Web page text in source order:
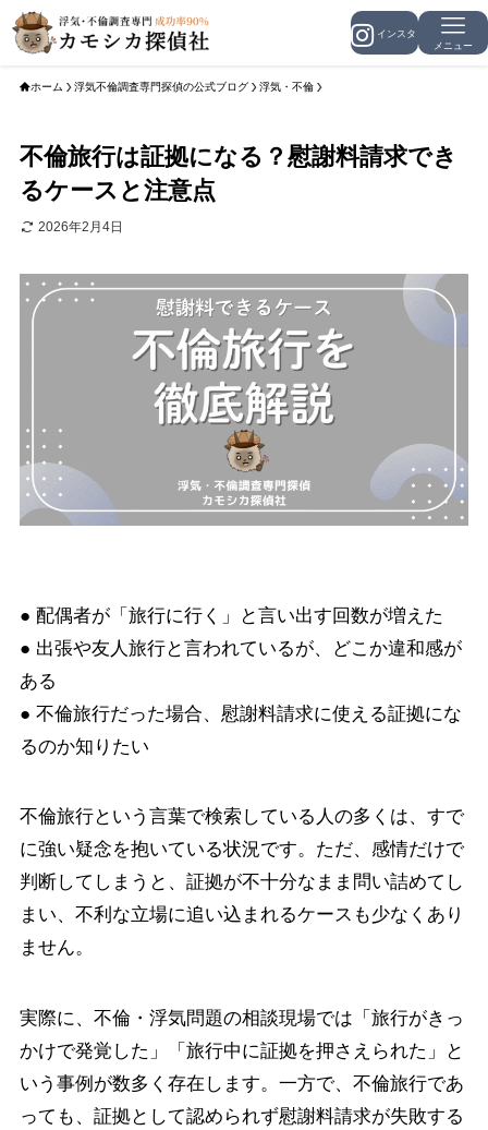
メニュー
ホーム 浮気不倫調査専門探偵の公式ブログ 浮気・不倫
不倫旅行は証拠になる？慰謝料請求でき
るケースと注意点
2026年2月4日
● 配偶者が「旅行に行く」と言い出す回数が増えた
● 出張や友人旅行と言われているが、どこか違和感が
ある
● 不倫旅行だった場合、慰謝料請求に使える証拠にな
るのか知りたい
不倫旅行という言葉で検索している人の多くは、すで
に強い疑念を抱いている状況です。ただ、感情だけで
判断してしまうと、証拠が不十分なまま問い詰めてし
まい、不利な立場に追い込まれるケースも少なくあり
ません。
実際に、不倫・浮気問題の相談現場では「旅行がきっ
かけで発覚した」「旅行中に証拠を押さえられた」と
いう事例が数多く存在します。一方で、不倫旅行であ
っても、証拠として認められず慰謝料請求が失敗する